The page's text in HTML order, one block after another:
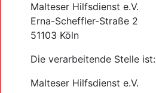
Malteser Hilfsdienst e.V.
Erna-Scheffler-Straße 2
51103 Köln
Die verarbeitende Stelle ist:
Malteser Hilfsdienst e.V.